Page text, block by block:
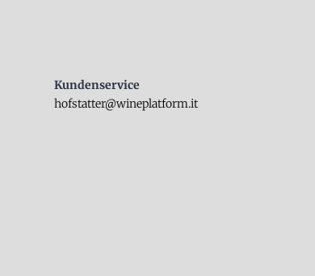
Kundenservice
hofstatter@wineplatform.it